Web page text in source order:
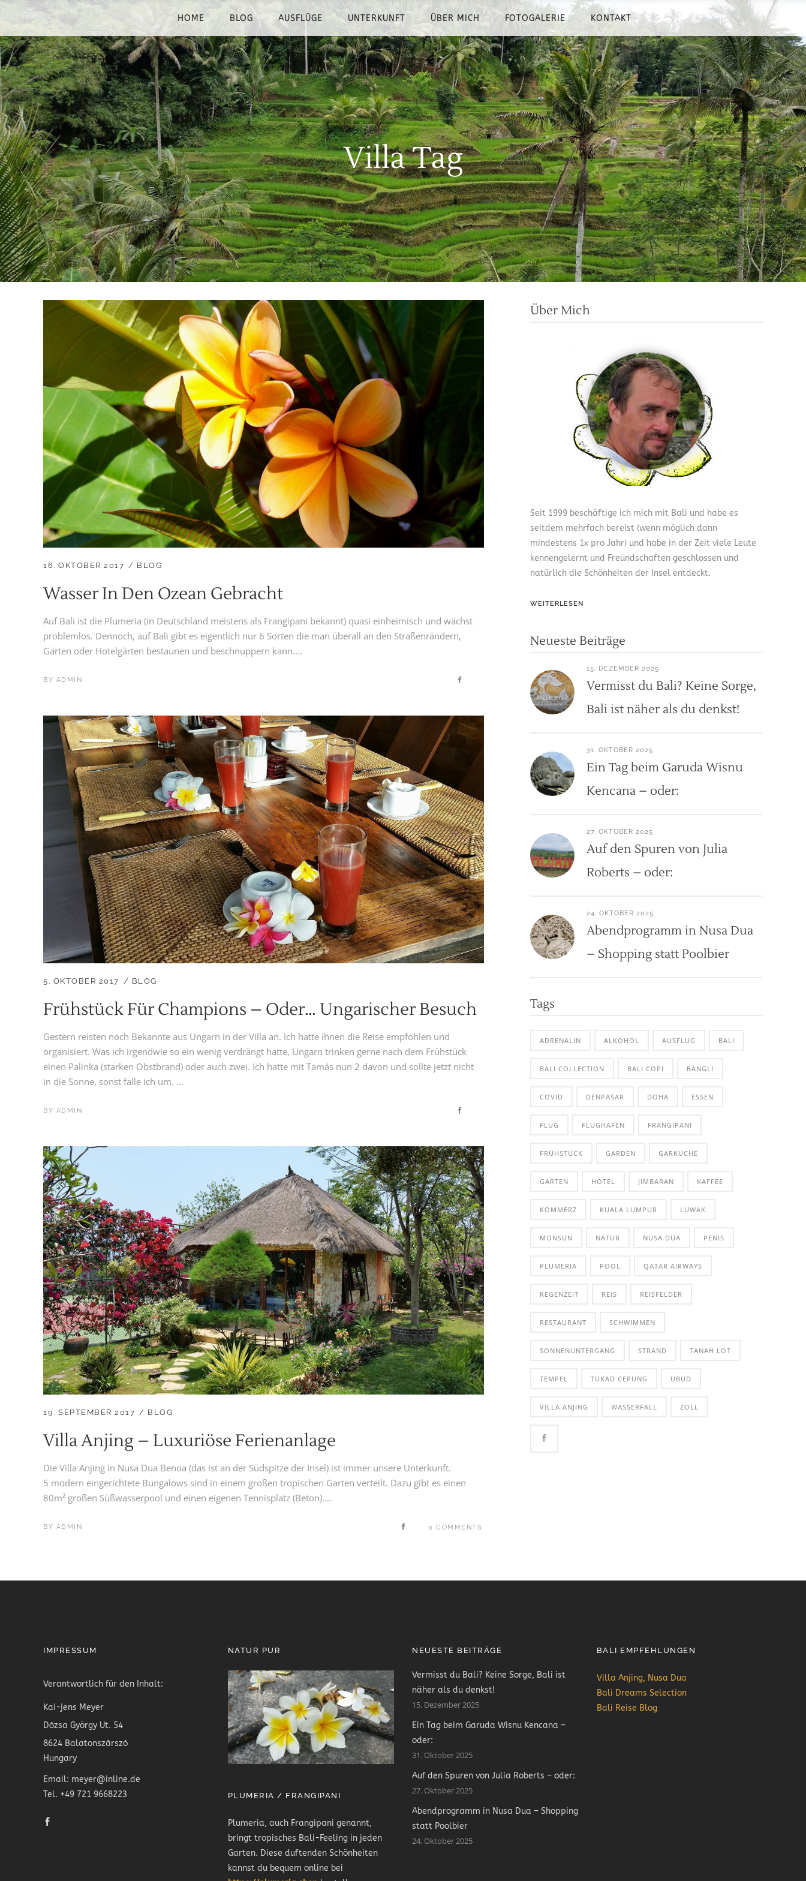
HOME BLOG AUSFLÜGE UNTERKUNFT ÜBER MICH FOTOGALERIE KONTAKT
Villa Tag
16. OKTOBER 2017 BLOG
Wasser In Den Ozean Gebracht
Auf Bali ist die Plumeria (in Deutschland meistens als Frangipani bekannt) quasi einheimisch und wächst
problemlos. Dennoch, auf Bali gibt es eigentlich nur 6 Sorten die man überall an den Straßenrändern,
Gärten oder Hotelgärten bestaunen und beschnuppern kann....
BY ADMIN
5. OKTOBER 2017 BLOG
Frühstück Für Champions – Oder… Ungarischer Besuch
Gestern reisten noch Bekannte aus Ungarn in der Villa an. Ich hatte ihnen die Reise empfohlen und
organisiert. Was ich irgendwie so ein wenig verdrängt hatte, Ungarn trinken gerne nach dem Frühstück
einen Palinka (starken Obstbrand) oder auch zwei. Ich hatte mit Tamás nun 2 davon und sollte jetzt nicht
in die Sonne, sonst falle ich um. ...
BY ADMIN
19. SEPTEMBER 2017 BLOG
Villa Anjing – Luxuriöse Ferienanlage
Die Villa Anjing in Nusa Dua Benoa (das ist an der Südspitze der Insel) ist immer unsere Unterkunft.
5 modern eingerichtete Bungalows sind in einem großen tropischen Garten verteilt. Dazu gibt es einen
80m² großen Süßwasserpool und einen eigenen Tennisplatz (Beton)....
BY ADMIN 0 COMMENTS
Über Mich
Seit 1999 beschäftige ich mich mit Bali und habe es
seitdem mehrfach bereist (wenn möglich dann
mindestens 1x pro Jahr) und habe in der Zeit viele Leute
kennengelernt und Freundschaften geschlossen und
natürlich die Schönheiten der Insel entdeckt.
WEITERLESEN
Neueste Beiträge
15. DEZEMBER 2025
Vermisst du Bali? Keine Sorge,
Bali ist näher als du denkst!
31. OKTOBER 2025
Ein Tag beim Garuda Wisnu
Kencana – oder:
27. OKTOBER 2025
Auf den Spuren von Julia
Roberts – oder:
24. OKTOBER 2025
Abendprogramm in Nusa Dua
– Shopping statt Poolbier
Tags
ADRENALIN ALKOHOL AUSFLUG BALI
BALI COLLECTION BALI COPI BANGLI
COVID DENPASAR DOHA ESSEN
FLUG FLUGHAFEN FRANGIPANI
FRÜHSTÜCK GARDEN GARKÜCHE
GARTEN HOTEL JIMBARAN KAFFEE
KOMMERZ KUALA LUMPUR LUWAK
MONSUN NATUR NUSA DUA PENIS
PLUMERIA POOL QATAR AIRWAYS
REGENZEIT REIS REISFELDER
RESTAURANT SCHWIMMEN
SONNENUNTERGANG STRAND TANAH LOT
TEMPEL TUKAD CEPUNG UBUD
VILLA ANJING WASSERFALL ZOLL
IMPRESSUM
Verantwortlich für den Inhalt:
Kai-jens Meyer
Dózsa György Ut. 54
8624 Balatonszárszó
Hungary
Email: meyer@inline.de
Tel. +49 721 9668223
NATUR PUR
PLUMERIA / FRANGIPANI
Plumeria, auch Frangipani genannt,
bringt tropisches Bali-Feeling in jeden
Garten. Diese duftenden Schönheiten
kannst du bequem online bei
NEUESTE BEITRÄGE
Vermisst du Bali? Keine Sorge, Bali ist
näher als du denkst!
15. Dezember 2025
Ein Tag beim Garuda Wisnu Kencana –
oder:
31. Oktober 2025
Auf den Spuren von Julia Roberts – oder:
27. Oktober 2025
Abendprogramm in Nusa Dua – Shopping
statt Poolbier
24. Oktober 2025
BALI EMPFEHLUNGEN
Villa Anjing, Nusa Dua
Bali Dreams Selection
Bali Reise Blog